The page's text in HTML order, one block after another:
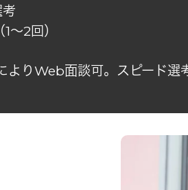
〜2回）
りWeb面談可。スピード選